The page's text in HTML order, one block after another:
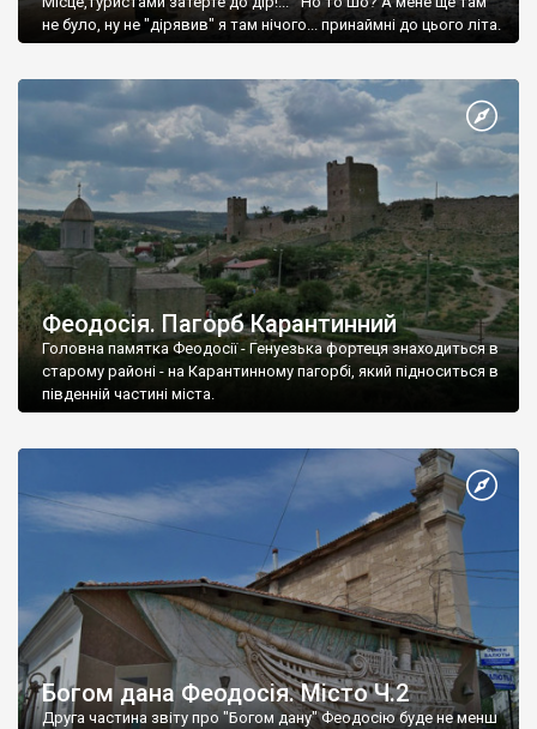
не було, ну не "дірявив" я там нічого... принаймні до цього літа.
Феодосія. Пагорб Карантинний
Головна памятка Феодосії - Генуезька фортеця знаходиться в
старому районі - на Карантинному пагорбі, який підноситься в
південній частині міста.
Богом дана Феодосія. Місто Ч.2
Друга частина звіту про "Богом дану" Феодосію буде не менш